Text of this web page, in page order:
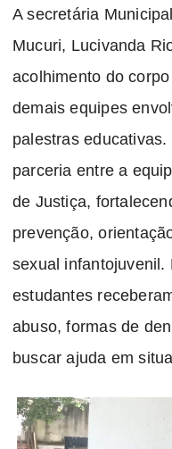
A secretária
Mucuri, Lucivanda
acolhimento do
demais equipes
palestras educativas.
parceria entre a
de Justiça,
prevenção,
sexual infantojuvenil.
estudantes
abuso, formas de
buscar ajuda em